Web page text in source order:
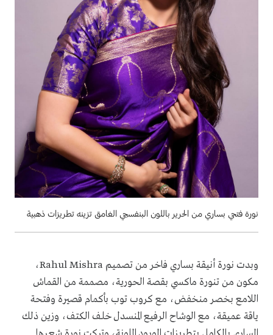
نورة فتحي بساري من الحرير باللون البنفسجي الغامق تزينه تطريزات ذهبية
وبدت نورة أنيقة بساري فاخر من تصميم Rahul Mishra،
مكون من تنورة ماكسي بقصة الحورية، مصممة من القماش
اللامع بخصر منخفض، مع كروب توب بأكمام قصيرة وفتحة
ياقة عميقة، مع الوشاح الرفيع المنسدل خلف الكتف، وزين ذلك